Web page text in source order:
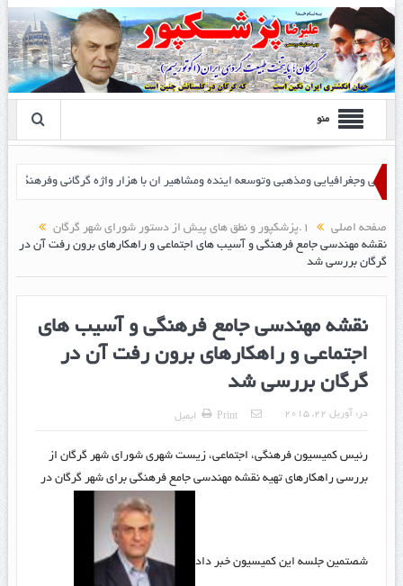
منو
صفحه اصلی
1.پزشکپور و نطق های پیش از دستور شورای شهر گرگان
نقشه مهندسی جامع فرهنگی و آسیب های اجتماعی و راهکارهای برون رفت آن در
گرگان بررسی شد
نقشه مهندسی جامع فرهنگی و آسیب های
اجتماعی و راهکارهای برون رفت آن در
گرگان بررسی شد
در: آوریل 22, 2015 Print ایمیل
رئیس کمیسیون فرهنگی، اجتماعی، زیست شهری شورای شهر گرگان از
بررسی راهکارهای تهیه نقشه مهندسی جامع فرهنگی برای شهر گرگان در
شصتمین جلسه این کمیسیون خبر داد